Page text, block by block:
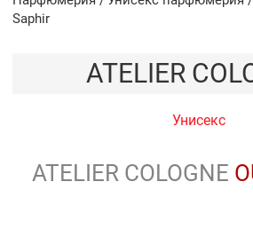
Saphir
ATELIER
Унисекс
ATELIER COLOGNE